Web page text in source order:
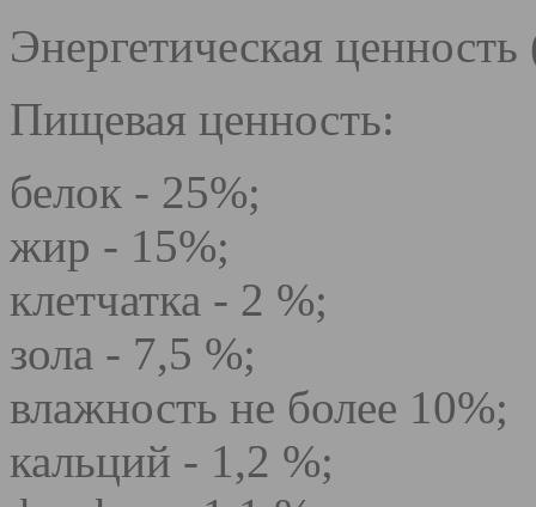
Энергетическая
Пищевая ценность:
белок - 25%;
жир - 15%;
клетчатка - 2 %;
зола - 7,5 %;
влажность не более 10%;
кальций - 1,2 %;